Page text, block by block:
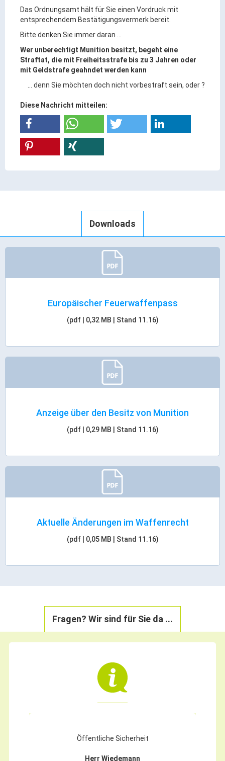
Das Ordnungsamt hält für Sie einen Vordruck mit
entsprechendem Bestätigungsvermerk bereit.
Bitte denken Sie immer daran ...
Wer unberechtigt Munition besitzt, begeht eine
Straftat, die mit Freiheitsstrafe bis zu 3 Jahren oder
mit Geldstrafe geahndet werden kann
... denn Sie möchten doch nicht vorbestraft sein, oder ?
Diese Nachricht mitteilen:
Downloads
Europäischer Feuerwaffenpass
(pdf | 0,32 MB | Stand 11.16)
Anzeige über den Besitz von Munition
(pdf | 0,29 MB | Stand 11.16)
Aktuelle Änderungen im Waffenrecht
(pdf | 0,05 MB | Stand 11.16)
Fragen? Wir sind für Sie da ...
Öffentliche Sicherheit
Herr Wiedemann